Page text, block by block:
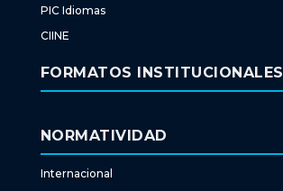
PIC Idiomas
CIINE
FORMATOS INSTITUCIONALES
NORMATIVIDAD
Internacional